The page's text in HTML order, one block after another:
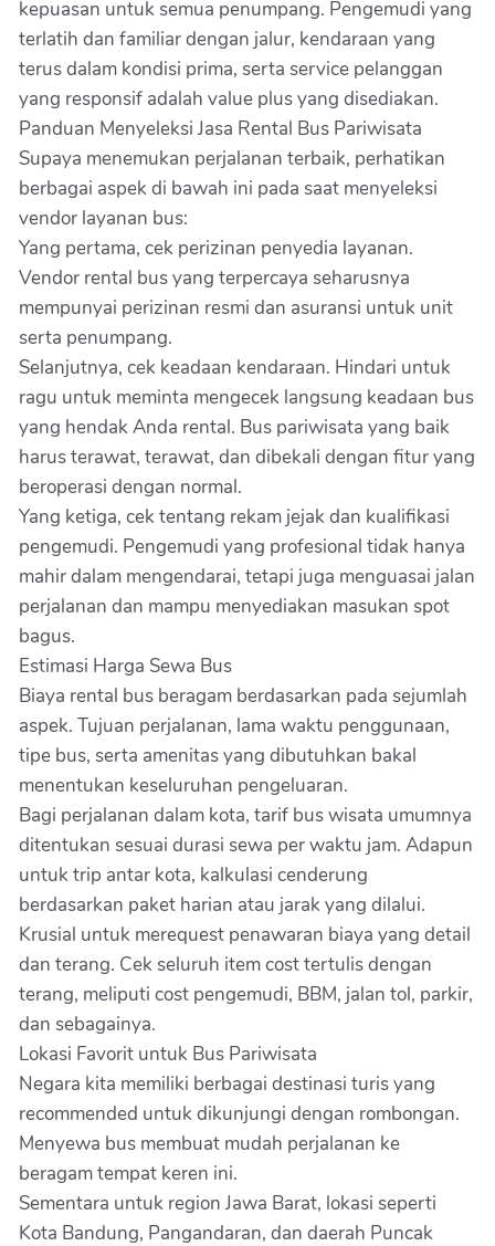
kepuasan untuk semua penumpang. Pengemudi yang
terlatih dan familiar dengan jalur, kendaraan yang
terus dalam kondisi prima, serta service pelanggan
yang responsif adalah value plus yang disediakan.
Panduan Menyeleksi Jasa Rental Bus Pariwisata
Supaya menemukan perjalanan terbaik, perhatikan
berbagai aspek di bawah ini pada saat menyeleksi
vendor layanan bus:
Yang pertama, cek perizinan penyedia layanan.
Vendor rental bus yang terpercaya seharusnya
mempunyai perizinan resmi dan asuransi untuk unit
serta penumpang.
Selanjutnya, cek keadaan kendaraan. Hindari untuk
ragu untuk meminta mengecek langsung keadaan bus
yang hendak Anda rental. Bus pariwisata yang baik
harus terawat, terawat, dan dibekali dengan fitur yang
beroperasi dengan normal.
Yang ketiga, cek tentang rekam jejak dan kualifikasi
pengemudi. Pengemudi yang profesional tidak hanya
mahir dalam mengendarai, tetapi juga menguasai jalan
perjalanan dan mampu menyediakan masukan spot
bagus.
Estimasi Harga Sewa Bus
Biaya rental bus beragam berdasarkan pada sejumlah
aspek. Tujuan perjalanan, lama waktu penggunaan,
tipe bus, serta amenitas yang dibutuhkan bakal
menentukan keseluruhan pengeluaran.
Bagi perjalanan dalam kota, tarif bus wisata umumnya
ditentukan sesuai durasi sewa per waktu jam. Adapun
untuk trip antar kota, kalkulasi cenderung
berdasarkan paket harian atau jarak yang dilalui.
Krusial untuk merequest penawaran biaya yang detail
dan terang. Cek seluruh item cost tertulis dengan
terang, meliputi cost pengemudi, BBM, jalan tol, parkir,
dan sebagainya.
Lokasi Favorit untuk Bus Pariwisata
Negara kita memiliki berbagai destinasi turis yang
recommended untuk dikunjungi dengan rombongan.
Menyewa bus membuat mudah perjalanan ke
beragam tempat keren ini.
Sementara untuk region Jawa Barat, lokasi seperti
Kota Bandung, Pangandaran, dan daerah Puncak